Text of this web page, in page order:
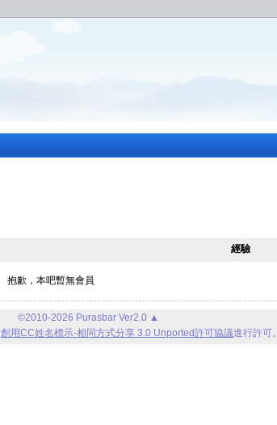
經驗
抱歉，本吧暫無會員
©2010-2026 Purasbar Ver2.0 ▲
創用CC姓名標示-相同方式分享 3.0 Unported許可協議進行許可。